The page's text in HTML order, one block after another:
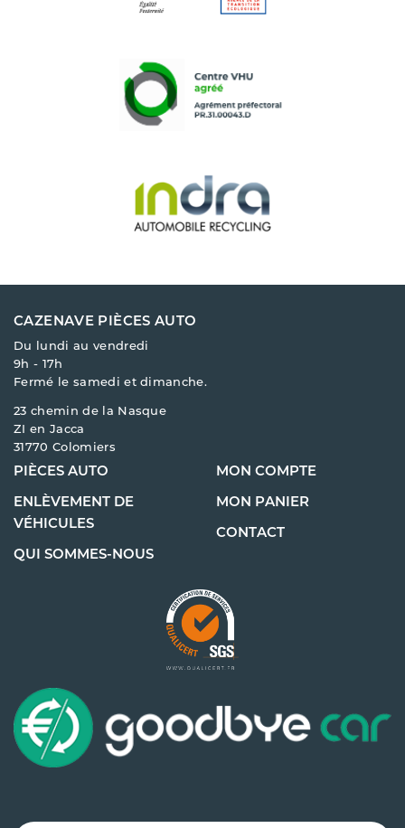
CAZENAVE PIÈCES AUTO
Du lundi au vendredi
9h - 17h
Fermé le samedi et dimanche.
23 chemin de la Nasque
ZI en Jacca
31770 Colomiers
PIÈCES AUTO
ENLÈVEMENT DE
VÉHICULES
QUI SOMMES-NOUS
MON COMPTE
MON PANIER
CONTACT